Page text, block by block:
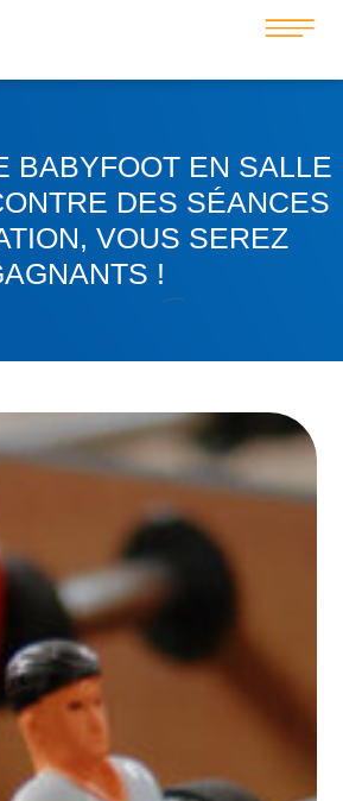
BABYFOOT EN SALLE
DES SÉANCES
VOUS SEREZ
!